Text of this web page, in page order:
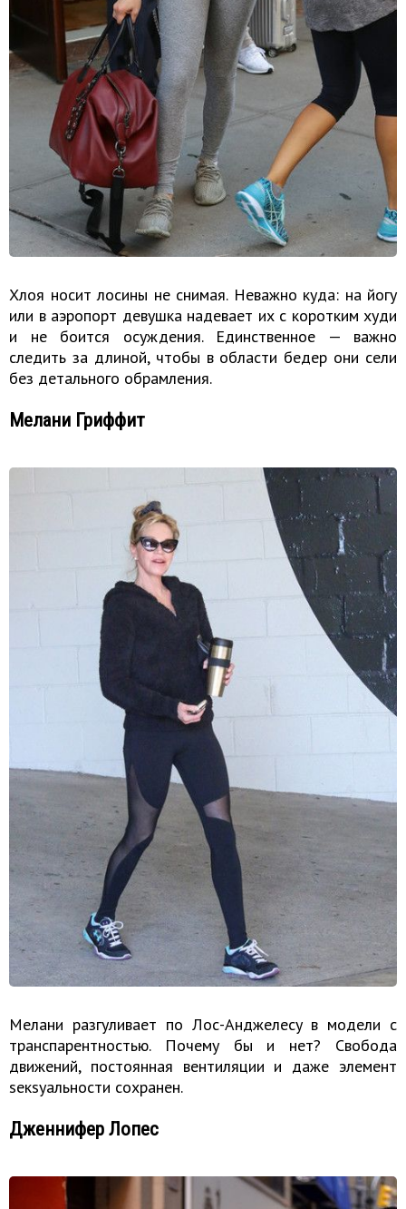
Хлоя носит лосины не снимая. Неважно куда: на йогу
или в аэропорт девушка надевает их с коротким худи
и не боится осуждения. Единственное — важно
следить за длиной, чтобы в области бедер они сели
без детального обрамления.
Мелани Гриффит
Мелани разгуливает по Лос-Анджелесу в модели с
транспарентностью. Почему бы и нет? Свобода
движений, постоянная вентиляции и даже элемент
sекsуальности сохранен.
Дженнифер Лопес